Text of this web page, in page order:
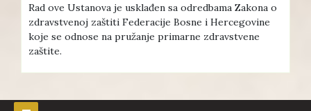
Rad ove Ustanova je usklađen sa odredbama Zakona o
zdravstvenoj zaštiti Federacije Bosne i Hercegovine
koje se odnose na pružanje primarne zdravstvene
zaštite.